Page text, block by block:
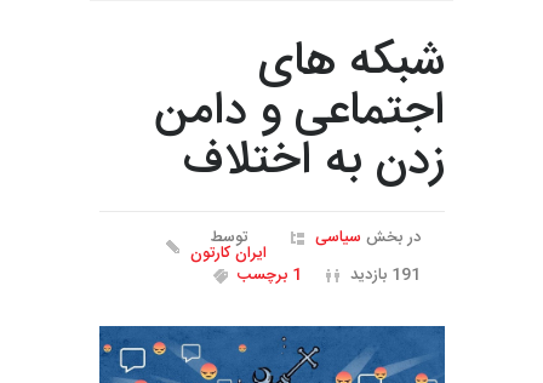
شبکه های
اجتماعی و دامن
زدن به اختلاف
در بخش سیاسی توسط
ایران کارتون
191 بازدید
1 برچسب